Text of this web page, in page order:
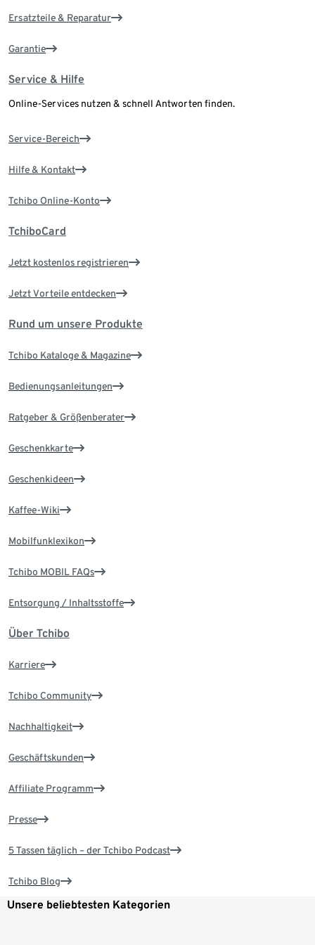
Ersatzteile & Reparatur
Garantie
Service & Hilfe
Online-Services nutzen & schnell Antworten finden.
Service-Bereich
Hilfe & Kontakt
Tchibo Online-Konto
TchiboCard
Jetzt kostenlos registrieren
Jetzt Vorteile entdecken
Rund um unsere Produkte
Tchibo Kataloge & Magazine
Bedienungsanleitungen
Ratgeber & Größenberater
Geschenkkarte
Geschenkideen
Kaffee-Wiki
Mobilfunklexikon
Tchibo MOBIL FAQs
Entsorgung / Inhaltsstoffe
Über Tchibo
Karriere
Tchibo Community
Nachhaltigkeit
Geschäftskunden
Affiliate Programm
Presse
5 Tassen täglich – der Tchibo Podcast
Tchibo Blog
Unsere beliebtesten Kategorien